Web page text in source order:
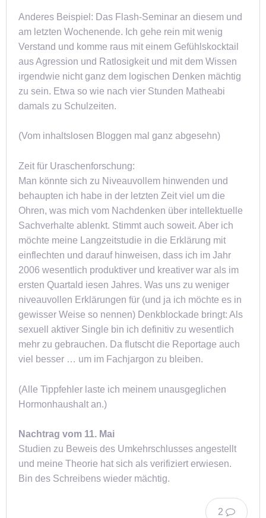
Anderes Beispiel: Das Flash-Seminar an diesem und
am letzten Wochenende. Ich gehe rein mit wenig
Verstand und komme raus mit einem Gefühlskocktail
aus Agression und Ratlosigkeit und mit dem Wissen
irgendwie nicht ganz dem logischen Denken mächtig
zu sein. Etwa so wie nach vier Stunden Matheabi
damals zu Schulzeiten.
(Vom inhaltslosen Bloggen mal ganz abgesehn)
Zeit für Uraschenforschung:
Man könnte sich zu Niveauvollem hinwenden und
behaupten ich habe in der letzten Zeit viel um die
Ohren, was mich vom Nachdenken über intellektuelle
Sachverhalte ablenkt. Stimmt auch soweit. Aber ich
möchte meine Langzeitstudie in die Erklärung mit
einflechten und darauf hinweisen, dass ich im Jahr
2006 wesentlich produktiver und kreativer war als im
ersten Quartald iesen Jahres. Was uns zu weniger
niveauvollen Erklärungen für (und ja ich möchte es in
gewisser Weise so nennen) Denkblockade bringt: Als
sexuell aktiver Single bin ich definitiv zu wesentlich
mehr zu gebrauchen. Da flutscht die Reportage auch
viel besser … um im Fachjargon zu bleiben.
(Alle Tippfehler laste ich meinem unausgeglichen
Hormonhaushalt an.)
Nachtrag vom 11. Mai
Studien zu Beweis des Umkehrschlusses angestellt
und meine Theorie hat sich als verifiziert erwiesen.
Bin des Schreibens wieder mächtig.
2